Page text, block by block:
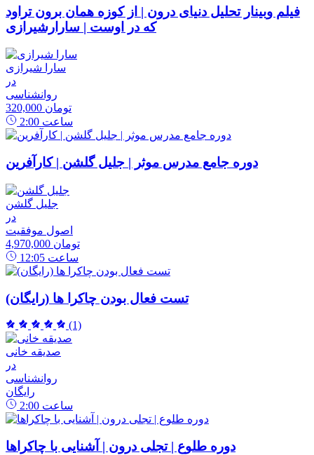
فیلم وبینار تحلیل دنیای درون | از کوزه همان برون تراود
که در اوست | سارارشیرازی
سارا شیرازی
در
روانشناسی
320,000 تومان
2:00 ساعت
دوره جامع مدرس موثر | جلیل گلشن | کارآفرین
جلیل گلشن
در
اصول موفقیت
4,970,000 تومان
12:05 ساعت
تست فعال بودن چاکرا ها (رایگان)
(1)
صدیقه خانی
در
روانشناسی
رایگان
2:00 ساعت
دوره طلوع | تجلی درون | آشنایی با چاکراها